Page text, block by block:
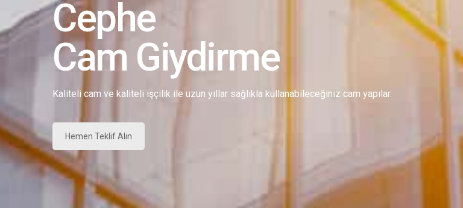
Cephe
Cam Giydirme
Kaliteli cam ve kaliteli işçilik ile uzun yıllar sağlıkla kullanabileceğiniz cam yapılar.
Hemen Teklif Alın